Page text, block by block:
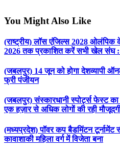
You Might Also Like
(राष्ट्रीय) लॉस एंजिल्स 2028 ओलंपिक
2026 तक प्रकाशित करें सभी खेल संघ
(जबलपुर) 14 जून को होगा देशव्यापी
फ्री पंजीयन
(जबलपुर) संस्कारधानी स्पोर्ट्स फेस्ट
एक हज़ार से अधिक लोगों की रही
(मध्यप्रदेश) पॉवर कप बैडमिंटन
कावाशाकी महिला वर्ग में विजेता बना